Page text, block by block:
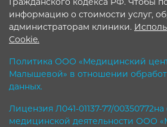
информацию о стоимости услуг,
администраторам клиники.
Cookie.
Политика ООО «Медицинский
Малышевой» в отношении
данных.
Лицензия Л041-01137-77/
медицинской деятельности ООО